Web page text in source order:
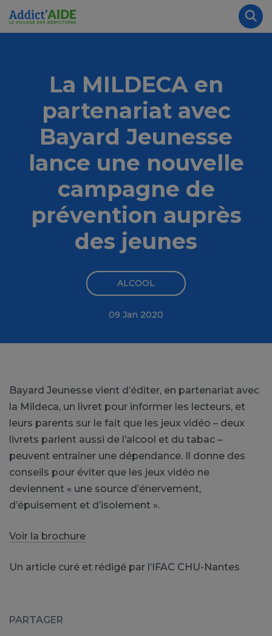
Aller au contenu principal
La MILDECA en
partenariat avec
Bayard Jeunesse
lance une nouvelle
campagne de
prévention auprès
des jeunes
ALCOOL
09 Jan 2020
Bayard Jeunesse vient d’éditer, en partenariat avec
la Mildeca, un livret pour informer les lecteurs, et
leurs parents sur le fait que les jeux vidéo – deux
livrets parlent aussi de l’alcool et du tabac –
peuvent entraîner une dépendance. Il donne des
conseils pour éviter que les jeux vidéo ne
deviennent « une source d’énervement,
d’épuisement et d’isolement ».
Voir la brochure
Un article curé et rédigé par l’IFAC CHU-Nantes
PARTAGER
Panneau de gestion des cookies